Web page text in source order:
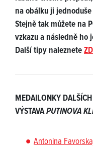
na obálku ji
Stejně tak můžete na
vzkazu a následně ho
Další tipy naleznete
MEDAILONKY
VÝSTAVAPUTINOVA
Antonina